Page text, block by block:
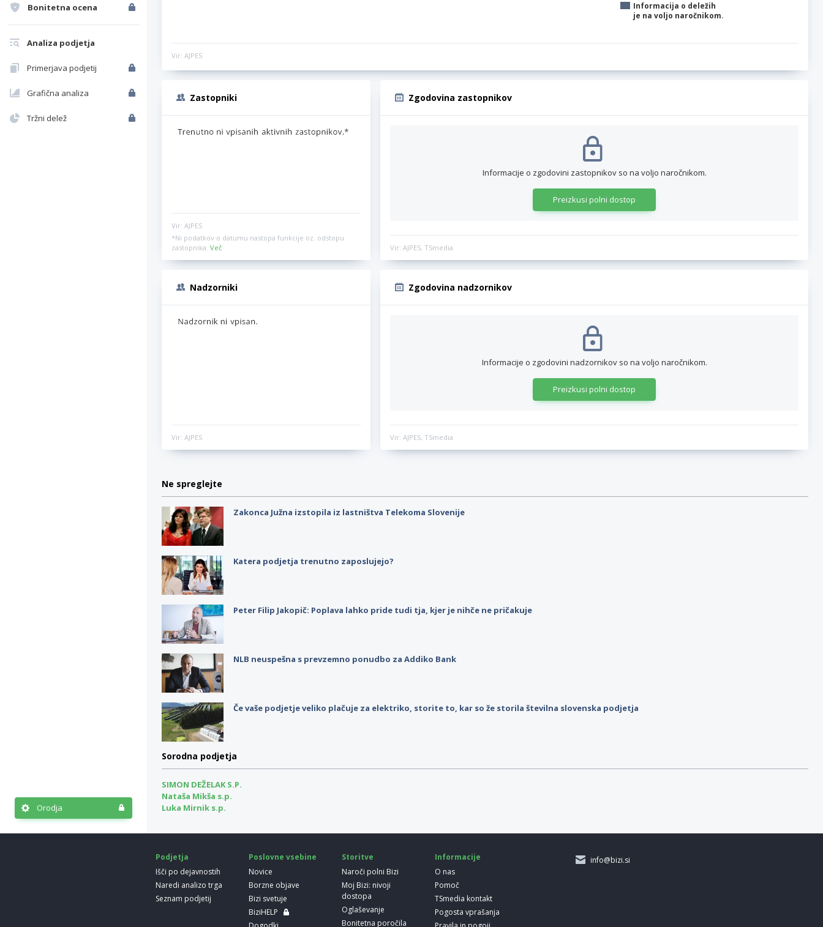
Bonitetna ocena
Analiza podjetja
Primerjava podjetij
Grafična analiza
Tržni delež
Orodja
Informacija o deležih
je na voljo naročnikom.
Vir: AJPES
Zastopniki
Vir: AJPES
*Ni podatkov o datumu nastopa funkcije oz. odstopu
zastopnika. Več
Zgodovina zastopnikov
Informacije o zgodovini zastopnikov so na voljo naročnikom.
Preizkusi polni dostop
Vir: AJPES, TSmedia
Nadzorniki
Vir: AJPES
Zgodovina nadzornikov
Informacije o zgodovini nadzornikov so na voljo naročnikom.
Preizkusi polni dostop
Vir: AJPES, TSmedia
Ne spreglejte
Zakonca Južna izstopila iz lastništva Telekoma Slovenije
Katera podjetja trenutno zaposlujejo?
Peter Filip Jakopič: Poplava lahko pride tudi tja, kjer je nihče ne pričakuje
NLB neuspešna s prevzemno ponudbo za Addiko Bank
Če vaše podjetje veliko plačuje za elektriko, storite to, kar so že storila številna slovenska podjetja
Sorodna podjetja
SIMON DEŽELAK S.P.
Nataša Mikša s.p.
Luka Mirnik s.p.
Podjetja
Išči po dejavnostih
Naredi analizo trga
Seznam podjetij
Poslovne vsebine
Novice
Borzne objave
Bizi svetuje
BiziHELP
Storitve
Naroči polni Bizi
Moj Bizi: nivoji
dostopa
Oglaševanje
Bonitetna poročila
Informacije
O nas
Pomoč
TSmedia kontakt
Pogosta vprašanja
info@bizi.si